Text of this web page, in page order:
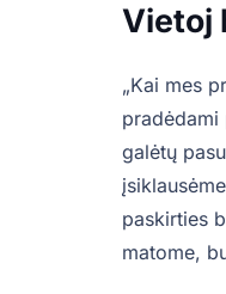
Vietoj
„Kai mes
galėtų
paskirties
matome,